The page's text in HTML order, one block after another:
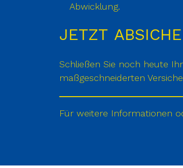
Abwicklung.
JETZT
Schließen Sie noch heute
maßgeschneiderten
Für weitere Informationen